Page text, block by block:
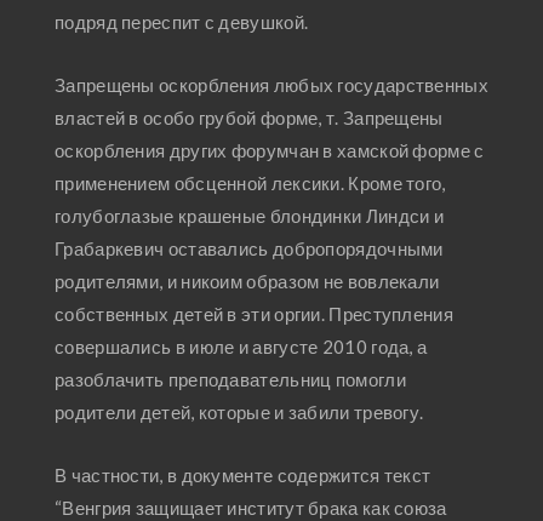
подряд переспит с девушкой.
Запрещены оскорбления любых государственных
властей в особо грубой форме, т. Запрещены
оскорбления других форумчан в хамской форме с
применением обсценной лексики. Кроме того,
голубоглазые крашеные блондинки Линдси и
Грабаркевич оставались добропорядочными
родителями, и никоим образом не вовлекали
собственных детей в эти оргии. Преступления
совершались в июле и августе 2010 года, а
разоблачить преподавательниц помогли
родители детей, которые и забили тревогу.
В частности, в документе содержится текст
“Венгрия защищает институт брака как союза